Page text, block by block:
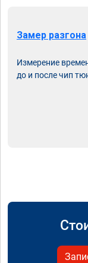
Замер разгона
Измерение
до и после чип